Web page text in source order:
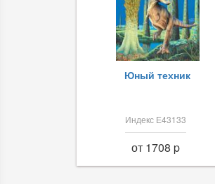
Юный техник
Индекс Е43133
от 1708 p